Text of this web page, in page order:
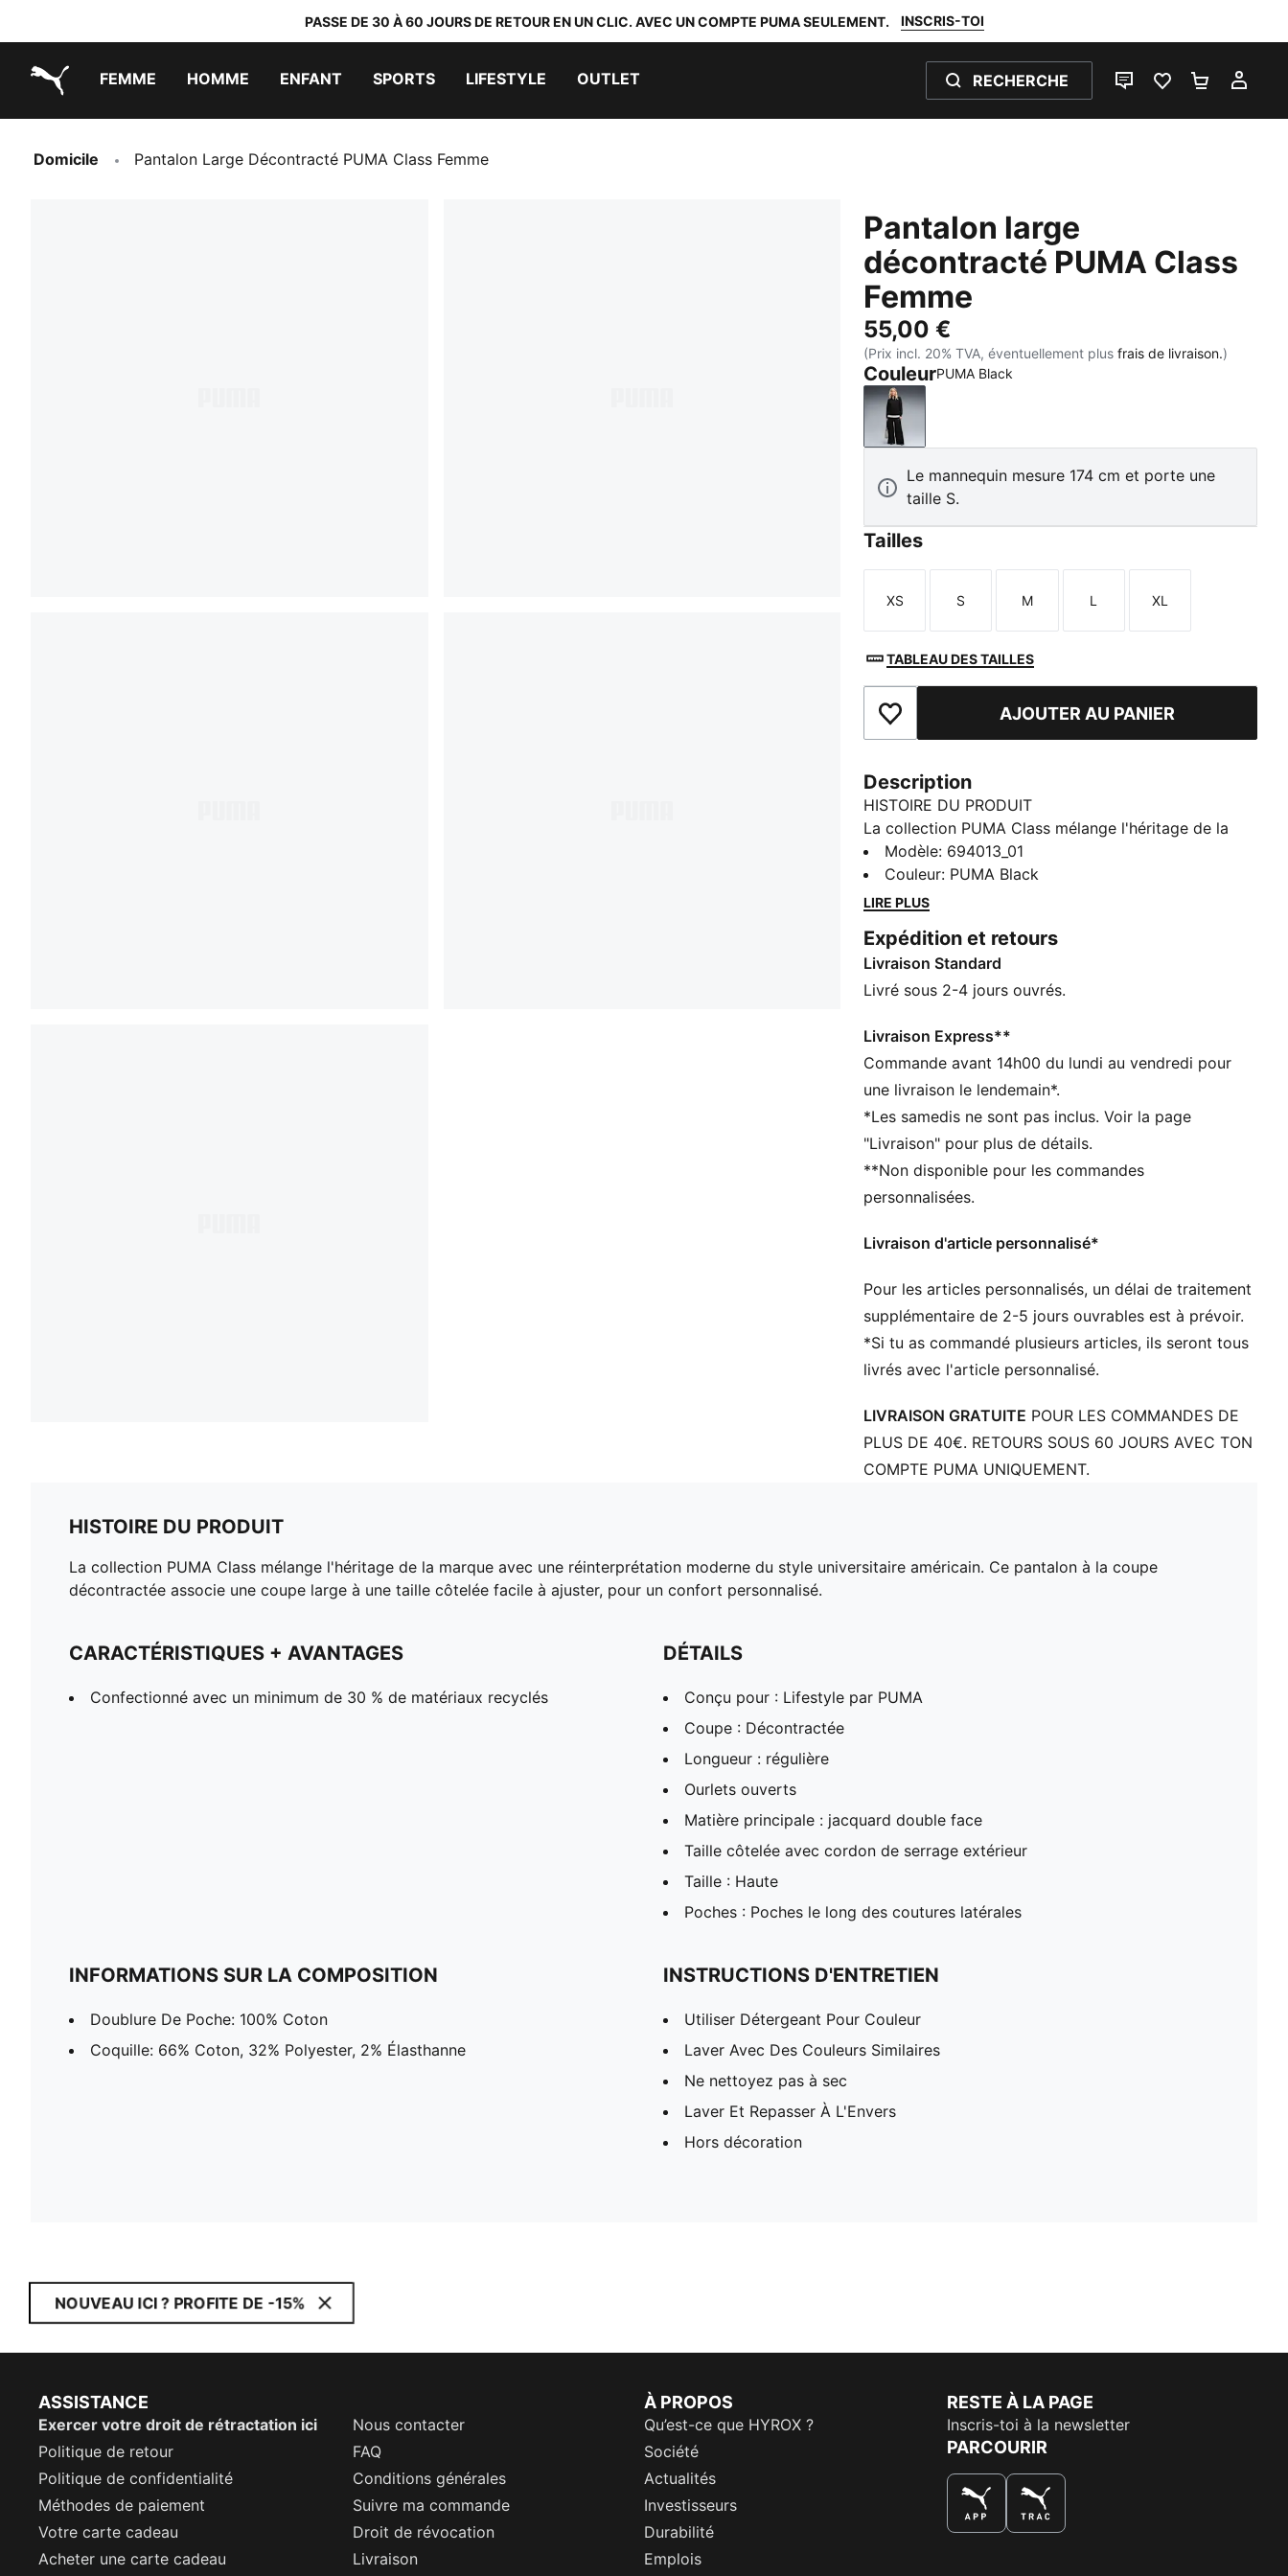
PASSE DE 30 À 60 JOURS DE RETOUR EN UN CLIC. AVEC UN COMPTE PUMA SEULEMENT. INSCRIS-TOI
FEMME HOMME ENFANT SPORTS LIFESTYLE OUTLET RECHERCHE
LIVE CHATFAVORIS 0PANIER 0
Domicile Pantalon Large Décontracté PUMA Class Femme
Pantalon large
décontracté PUMA Class
Femme
55,00 €
(Prix incl. 20% TVA, éventuellement plusfrais de livraison.)
CouleurPUMA Black
PUMA Black
Le mannequin mesure 174 cm et porte une
taille S.
Tailles
Taille
XS
Taille
S
Taille
M
Taille
L
Taille
XL
TABLEAU DES TAILLES
Ajouter aux favorisAJOUTER AU PANIER
Description
HISTOIRE DU PRODUIT
La collection PUMA Class mélange l'héritage de la
marque avec une réinterprétation moderne du style
universitaire américain. Ce pantalon à la coupe
décontractée associe une coupe large à une taille
CARACTÉRISTIQUES + AVANTAGES
Confectionné avec un minimum de 30 % de matériaux
recyclés
Conçu pour : Lifestyle par PUMA
Coupe : Décontractée
Longueur : régulière
Matière principale : jacquard double face
Taille côtelée avec cordon de serrage extérieur
Taille : Haute
Poches : Poches le long des coutures latérales
Modèle: 694013_01
Couleur: PUMA Black
LIRE PLUS
Expédition et retours
Livraison Standard
Livré sous 2-4 jours ouvrés.
Livraison Express**
Commande avant 14h00 du lundi au vendredi pour
une livraison le lendemain*.
*Les samedis ne sont pas inclus. Voir la page
"Livraison" pour plus de détails.
**Non disponible pour les commandes
personnalisées.
Livraison d'article personnalisé*
Pour les articles personnalisés, un délai de traitement
supplémentaire de 2-5 jours ouvrables est à prévoir.
*Si tu as commandé plusieurs articles, ils seront tous
livrés avec l'article personnalisé.
LIVRAISON GRATUITE POUR LES COMMANDES DE
PLUS DE 40€. RETOURS SOUS 60 JOURS AVEC TON
COMPTE PUMA UNIQUEMENT.
HISTOIRE DU PRODUIT
La collection PUMA Class mélange l'héritage de la marque avec une réinterprétation moderne du style universitaire américain. Ce pantalon à la coupe
décontractée associe une coupe large à une taille côtelée facile à ajuster, pour un confort personnalisé.
CARACTÉRISTIQUES + AVANTAGES
Confectionné avec un minimum de 30 % de matériaux recyclés
DÉTAILS
Conçu pour : Lifestyle par PUMA
Coupe : Décontractée
Longueur : régulière
Ourlets ouverts
Matière principale : jacquard double face
Taille côtelée avec cordon de serrage extérieur
Taille : Haute
Poches : Poches le long des coutures latérales
INFORMATIONS SUR LA COMPOSITION
Doublure De Poche: 100% Coton
Coquille: 66% Coton, 32% Polyester, 2% Élasthanne
INSTRUCTIONS D'ENTRETIEN
Utiliser Détergeant Pour Couleur
Laver Avec Des Couleurs Similaires
Ne nettoyez pas à sec
Laver Et Repasser À L'Envers
Hors décoration
NOUVEAU ICI ? PROFITE DE -15%
ASSISTANCE
Exercer votre droit de rétractation ici
Nous contacter
Politique de retour
FAQ
Politique de confidentialité
Conditions générales
Méthodes de paiement
Suivre ma commande
Votre carte cadeau
Droit de révocation
Acheter une carte cadeau
Livraison
À PROPOS
Qu’est-ce que HYROX ?
Société
Actualités
Investisseurs
Durabilité
Emplois
RESTE À LA PAGE
Inscris-toi à la newsletter
PARCOURIR